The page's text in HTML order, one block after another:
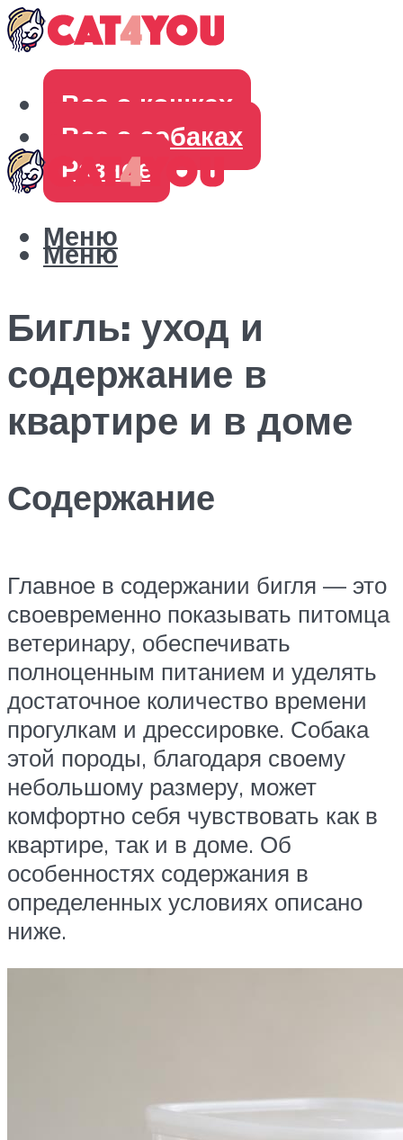
Все о кошках
Все о собаках
Разное
Меню
Меню
Бигль: уход и
содержание в
квартире и в доме
Содержание
Главное в содержании бигля — это
своевременно показывать питомца
ветеринару, обеспечивать
полноценным питанием и уделять
достаточное количество времени
прогулкам и дрессировке. Собака
этой породы, благодаря своему
небольшому размеру, может
комфортно себя чувствовать как в
квартире, так и в доме. Об
особенностях содержания в
определенных условиях описано
ниже.